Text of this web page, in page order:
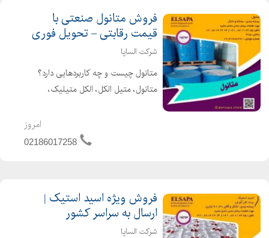
فروش متانول صنعتی با
قیمت رقابتی – تحویل فوری
شرکت الساپا
متانول چیست و چه کاربردهایی دارد؟
متانول، متیل الکل، الکل متیلیک،
الکلهاست با فرمول شیمیایی CH3OH
شناخته میشود. متانول از فعالیت
امروز
02186017258
فروش ویژه اسید استیک |
ارسال به سراسر کشور
شرکت الساپا